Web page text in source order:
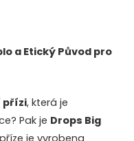
a Etický Původ pro
přízi, která je
Pak je Drops Big